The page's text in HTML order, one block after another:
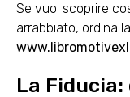
Se vuoi scoprire
arrabbiato, ordina
La